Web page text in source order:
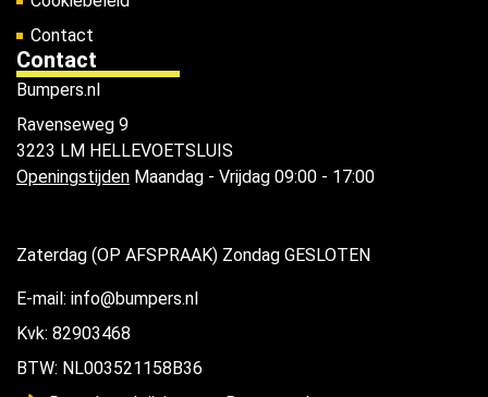
Contact
Contact
Bumpers.nl
Ravenseweg 9
3223 LM HELLEVOETSLUIS
Openingstijden Maandag - Vrijdag 09:00 - 17:00
Zaterdag (OP AFSPRAAK) Zondag GESLOTEN
E-mail: info@bumpers.nl
Kvk: 82903468
BTW: NL003521158B36